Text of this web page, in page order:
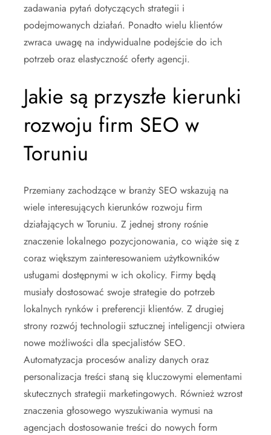
zadawania pytań dotyczących strategii i
podejmowanych działań. Ponadto wielu klientów
zwraca uwagę na indywidualne podejście do ich
potrzeb oraz elastyczność oferty agencji.
Jakie są przyszłe kierunki
rozwoju firm SEO w
Toruniu
Przemiany zachodzące w branży SEO wskazują na
wiele interesujących kierunków rozwoju firm
działających w Toruniu. Z jednej strony rośnie
znaczenie lokalnego pozycjonowania, co wiąże się z
coraz większym zainteresowaniem użytkowników
usługami dostępnymi w ich okolicy. Firmy będą
musiały dostosować swoje strategie do potrzeb
lokalnych rynków i preferencji klientów. Z drugiej
strony rozwój technologii sztucznej inteligencji otwiera
nowe możliwości dla specjalistów SEO.
Automatyzacja procesów analizy danych oraz
personalizacja treści staną się kluczowymi elementami
skutecznych strategii marketingowych. Również wzrost
znaczenia głosowego wyszukiwania wymusi na
agencjach dostosowanie treści do nowych form